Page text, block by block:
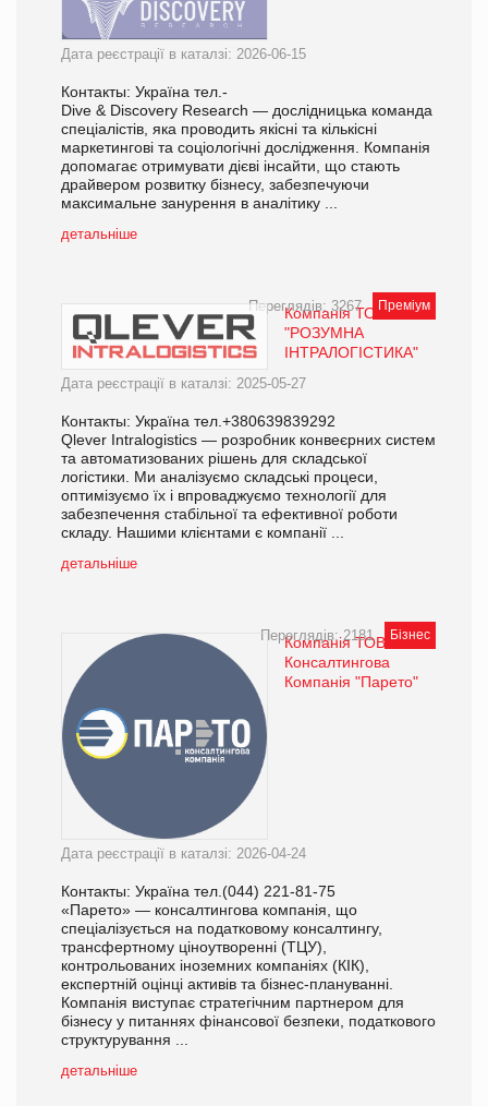
Дата реєстрації в каталзі: 2026-06-15
Контакты: Україна тел.-
Dive & Discovery Research — дослідницька команда
спеціалістів, яка проводить якісні та кількісні
маркетингові та соціологічні дослідження. Компанія
допомагає отримувати дієві інсайти, що стають
драйвером розвитку бізнесу, забезпечуючи
максимальне занурення в аналітику ...
детальніше
Переглядів: 3267 Преміум
Компанія ТОВ
"РОЗУМНА
ІНТРАЛОГІСТИКА"
Дата реєстрації в каталзі: 2025-05-27
Контакты: Україна тел.+380639839292
Qlever Intralogistics — розробник конвеєрних систем
та автоматизованих рішень для складської
логістики. Ми аналізуємо складські процеси,
оптимізуємо їх і впроваджуємо технології для
забезпечення стабільної та ефективної роботи
складу. Нашими клієнтами є компанії ...
детальніше
Переглядів: 2181 Бізнес
Компанія ТОВ
Консалтингова
Компанія "Парето"
Дата реєстрації в каталзі: 2026-04-24
Контакты: Україна тел.(044) 221-81-75
«Парето» — консалтингова компанія, що
спеціалізується на податковому консалтингу,
трансфертному ціноутворенні (ТЦУ),
контрольованих іноземних компаніях (КІК),
експертній оцінці активів та бізнес-плануванні.
Компанія виступає стратегічним партнером для
бізнесу у питаннях фінансової безпеки, податкового
структурування ...
детальніше